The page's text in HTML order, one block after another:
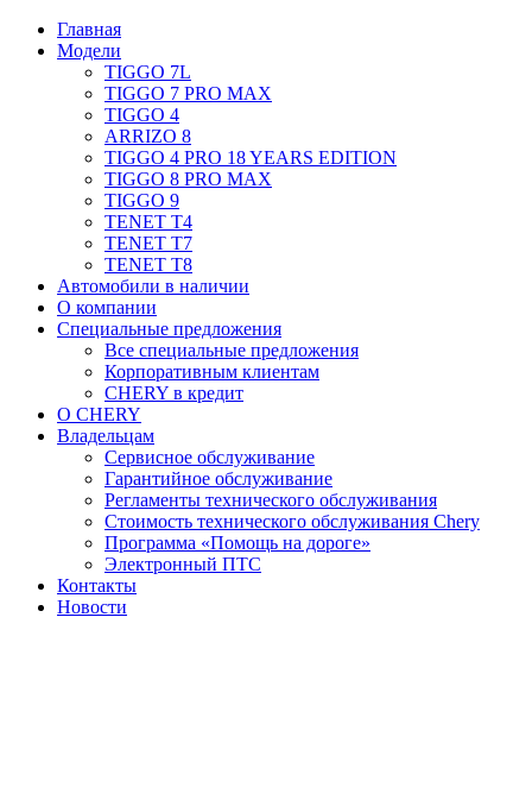
Главная
Модели
TIGGO 7L
TIGGO 7 PRO MAX
TIGGO 4
ARRIZO 8
TIGGO 4 PRO 18 YEARS EDITION
TIGGO 8 PRO MAX
TIGGO 9
TENET T4
TENET T7
TENET T8
Автомобили в наличии
О компании
Специальные предложения
Все специальные предложения
Корпоративным клиентам
CHERY в кредит
О CHERY
Владельцам
Сервисное обслуживание
Гарантийное обслуживание
Регламенты технического обслуживания
Стоимость технического обслуживания Chery
Программа «Помощь на дороге»
Электронный ПТС
Контакты
Новости